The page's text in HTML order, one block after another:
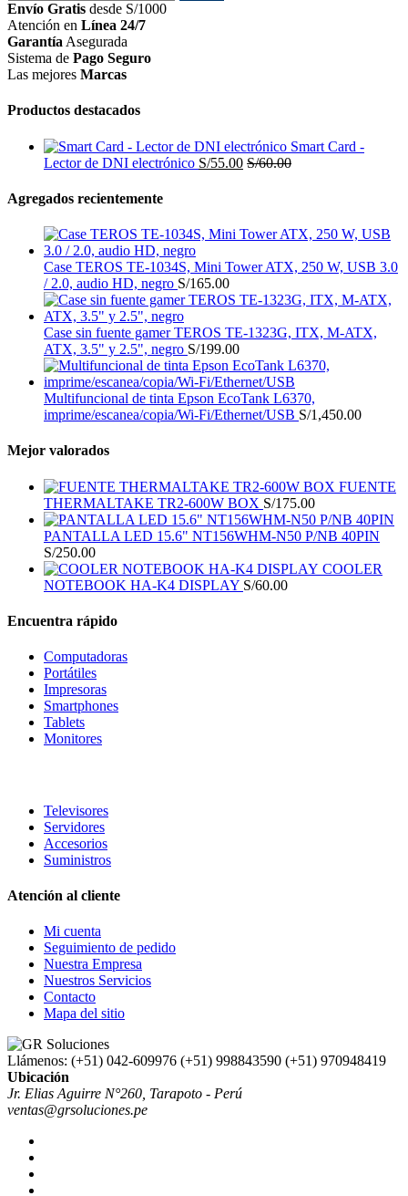
Envío Gratis desde S/1000
Atención en Línea 24/7
Garantía Asegurada
Sistema de Pago Seguro
Las mejores Marcas
Productos destacados
Smart Card -
Lector de DNI electrónico S/55.00 S/60.00
Agregados recientemente
Case TEROS TE-1034S, Mini Tower ATX, 250 W, USB 3.0
/ 2.0, audio HD, negro S/165.00
Case sin fuente gamer TEROS TE-1323G, ITX, M-ATX,
ATX, 3.5" y 2.5", negro S/199.00
Multifuncional de tinta Epson EcoTank L6370,
imprime/escanea/copia/Wi-Fi/Ethernet/USB S/1,450.00
Mejor valorados
FUENTE
THERMALTAKE TR2-600W BOX S/175.00
PANTALLA LED 15.6" NT156WHM-N50 P/NB 40PIN
S/250.00
COOLER
NOTEBOOK HA-K4 DISPLAY S/60.00
Encuentra rápido
Computadoras
Portátiles
Impresoras
Smartphones
Tablets
Monitores
Televisores
Servidores
Accesorios
Suministros
Atención al cliente
Mi cuenta
Seguimiento de pedido
Nuestra Empresa
Nuestros Servicios
Contacto
Mapa del sitio
Llámenos: (+51) 042-609976 (+51) 998843590 (+51) 970948419
Ubicación
Jr. Elias Aguirre N°260, Tarapoto - Perú
ventas@grsoluciones.pe